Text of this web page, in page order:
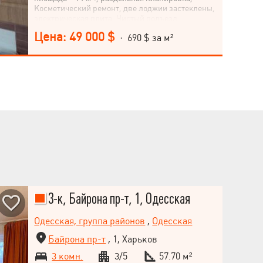
Косметический ремонт, две лоджии застеклены,
перспектива метро. Рядом: супермаркеты,
квартира Вам обязательно понравится.
Цена: 49 000 $ · 690 $ за м²
3-к, Байрона пр-т, 1, Одесская
Одесская, группа районов , Одесская
Байрона пр-т , 1, Харьков
3 комн.
3/5
57.70 м²